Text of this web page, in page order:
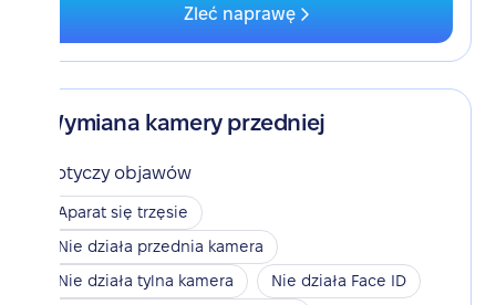
Zleć naprawę
Wymiana kamery przedniej
Dotyczy objawów
Aparat się trzęsie
Nie działa przednia kamera
Nie działa tylna kamera
Nie działa Face ID